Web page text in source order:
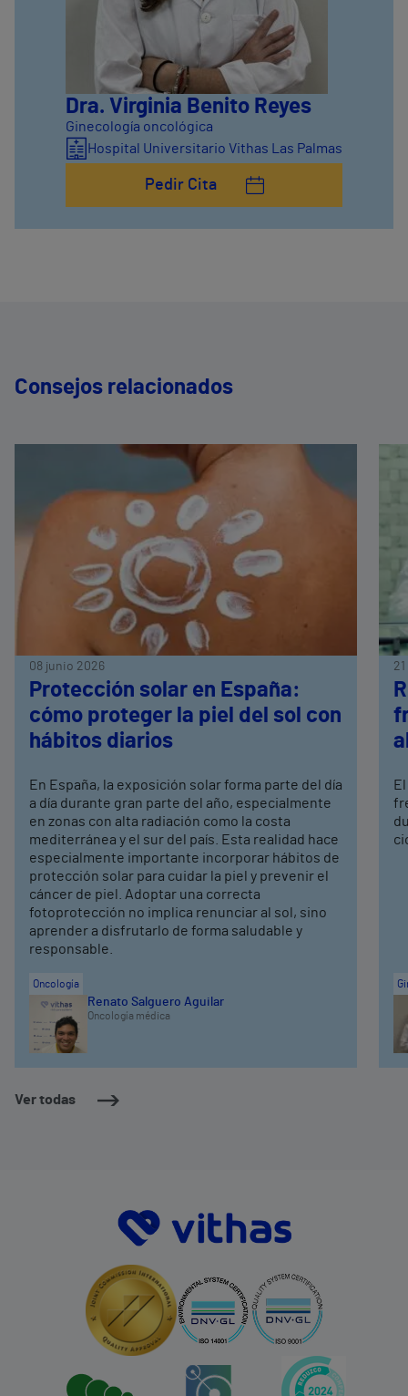
Dra. Virginia Benito Reyes
Ginecología oncológica
Hospital Universitario Vithas Las Palmas
Pedir Cita
Consejos relacionados
Ver todas
08 junio 2026
Protección solar en España:
cómo proteger la piel del sol con
hábitos diarios
En España, la exposición solar forma parte del día
a día durante gran parte del año, especialmente
en zonas con alta radiación como la costa
mediterránea y el sur del país. Esta realidad hace
especialmente importante incorporar hábitos de
protección solar para cuidar la piel y prevenir el
cáncer de piel. Adoptar una correcta
fotoprotección no implica renunciar al sol, sino
aprender a disfrutarlo de forma saludable y
responsable.
Oncología
Renato Salguero Aguilar
Oncología médica